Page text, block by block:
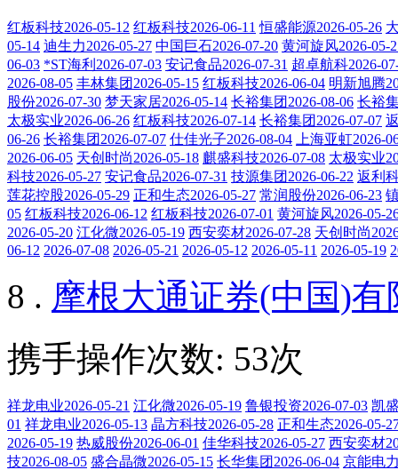
红板科技2026-05-12 红板科技2026-06-11 恒盛能源2026-05-26
05-14 迪生力2026-05-27 中国巨石2026-07-20 黄河旋风2026-05-
06-03 *ST海利2026-07-03 安记食品2026-07-31 超卓航科2026-
2026-08-05 丰林集团2026-05-15 红板科技2026-06-04 明新旭腾
股份2026-07-30 梦天家居2026-05-14 长裕集团2026-08-06 长裕
太极实业2026-06-26 红板科技2026-07-14 长裕集团2026-07-07
06-26 长裕集团2026-07-07 仕佳光子2026-08-04
上海亚虹2026-
2026-06-05 天创时尚2026-05-18 麒盛科技2026-07-08 太极实业
科技2026-05-27 安记食品2026-07-31 技源集团2026-06-22 返利
莲花控股2026-05-29 正和生态2026-05-27 常润股份2026-06-23
05 红板科技2026-06-12 红板科技2026-07-01 黄河旋风2026-05-
2026-05-20 江化微2026-05-19 西安奕材2026-07-28 天创时尚
06-12 2026-07-08 2026-05-21 2026-05-12 2026-05-11 2026-05-19
8 . 摩根大通证券(中国)
携手操作次数: 53次
祥龙电业2026-05-21 江化微2026-05-19 鲁银投资2026-07-03 凯
01 祥龙电业2026-05-13 晶方科技2026-05-28 正和生态2026-05-
2026-05-19 热威股份2026-06-01 佳华科技2026-05-27 西安奕材
技2026-08-05 盛合晶微2026-05-15 长华集团2026-06-04 京能电